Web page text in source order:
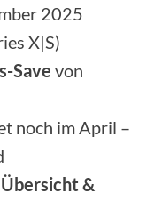
2025
X|S)
Save von
noch im April –
&